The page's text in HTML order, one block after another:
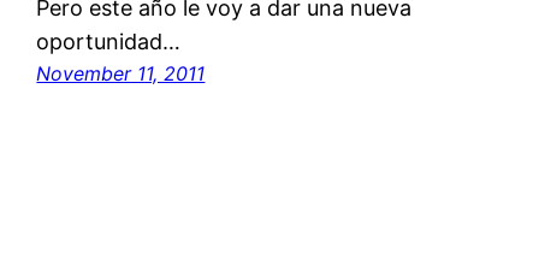
Pero este año le voy a dar una nueva
oportunidad…
November 11, 2011